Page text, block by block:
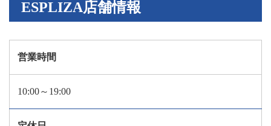
ESPLIZA店舗情報
営業時間
10:00～19:00